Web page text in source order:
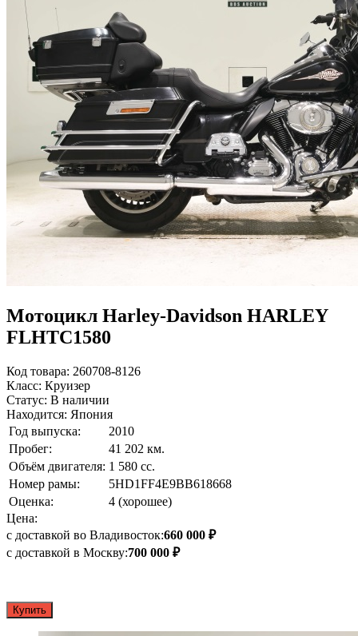
Мотоцикл Harley-Davidson HARLEY
FLHTC1580
Код товара: 260708-8126
Класс: Круизер
Статус: В наличии
Находится: Япония
Год выпуска:
2010
Пробег:
41 202 км.
Объём двигателя: 1 580 сс.
Номер рамы:
5HD1FF4E9BB618668
Оценка:
4 (хорошее)
Цена:
с доставкой во Владивосток:660 000 ₽
с доставкой в Москву:700 000 ₽
Купить